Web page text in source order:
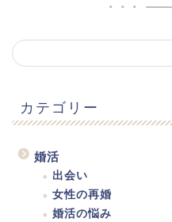
カテゴリー
婚活
出会い
女性の再婚
婚活の悩み